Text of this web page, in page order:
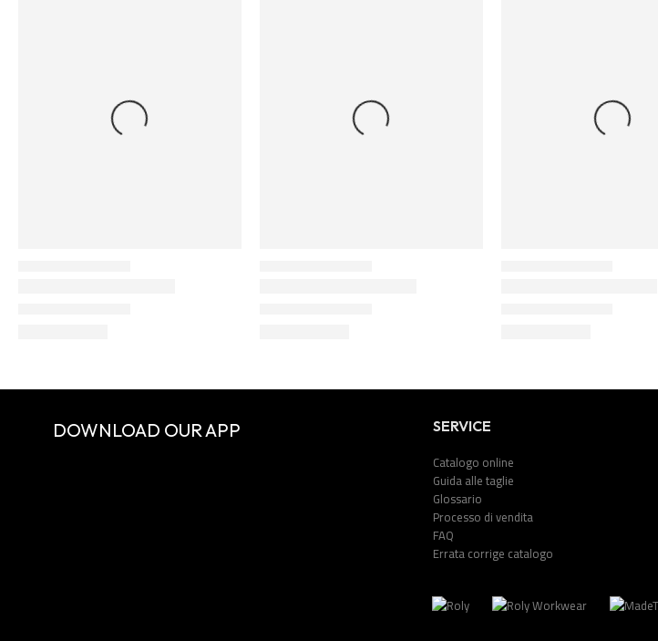
DOWNLOAD OUR APP SERVICE
Catalogo online
Guida alle taglie
Glossario
Processo di vendita
FAQ
Errata corrige catalogo